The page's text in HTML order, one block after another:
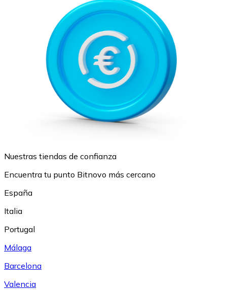
Nuestras tiendas de confianza
Encuentra tu punto Bitnovo más cercano
España
Italia
Portugal
Málaga
Barcelona
Valencia